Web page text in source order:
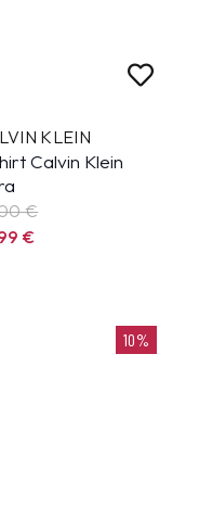
KLEIN
Calvin Klein
€
€
10%